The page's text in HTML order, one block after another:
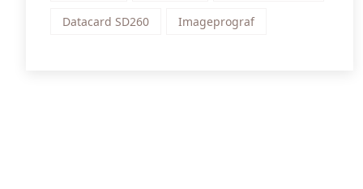
Datacard SD260 Imageprograf